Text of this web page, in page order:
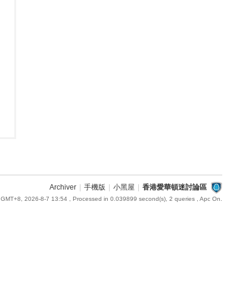
Archiver 手機版 小黑屋 香港愛華頓迷討論區
GMT+8, 2026-8-7 13:54, Processed in 0.039899 second(s), 2 queries , Apc On.